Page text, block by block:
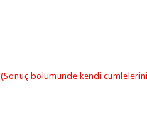
(Sonuç bölümünde kendi